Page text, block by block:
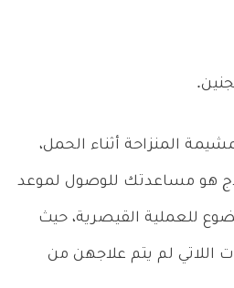
المنزاحة أثناء الحمل،
هو مساعدتك للوصول لموعد
للعملية القيصرية، حيث
اللاتي لم يتم علاجهن من